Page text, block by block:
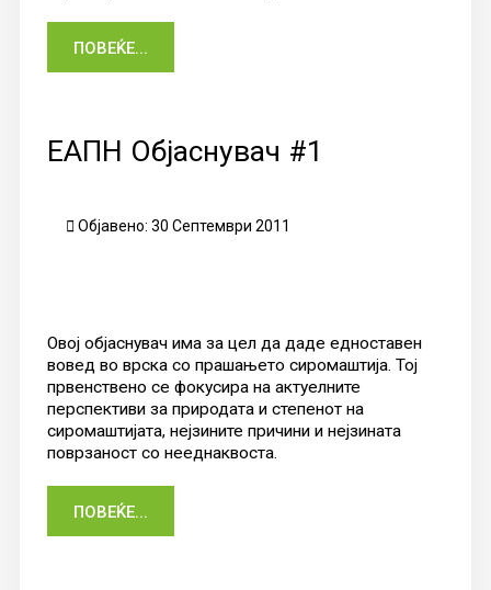
ПОВЕЌЕ...
ЕАПН Објаснувач #1
Објавено: 30 Септември 2011
Овој објаснувач има за цел да даде едноставен
вовед во врска со прашањето сиромаштија. Тој
првенствено се фокусира на актуелните
перспективи за природата и степенот на
сиромаштијата, нејзините причини и нејзината
поврзаност со нееднаквоста.
ПОВЕЌЕ...